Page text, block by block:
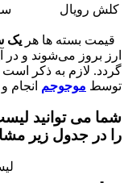
ها هریک ساعت به
می‌شوند و در آینده
به ذکر است تمامی
انجام وامنیت
توانید لیست
زیر مشاهده